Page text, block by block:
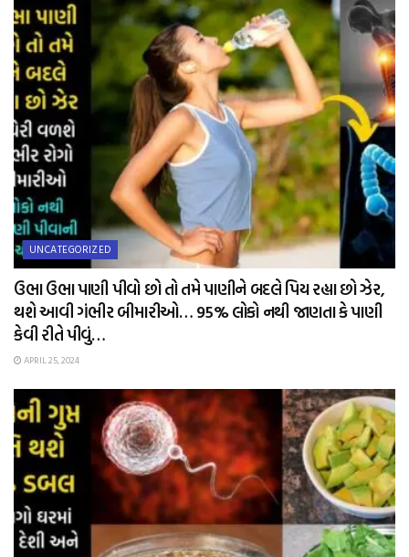
UNCATEGORIZED
ઉભા ઉભા પાણી પીવો છો તો તમે પાણીને બદલે પિય રહ્યા છો ઝેર,
થશે આવી ગંભીર બીમારીઓ… 95% લોકો નથી જાણતા કે પાણી
કેવી રીતે પીવું…
APRIL 25, 2024